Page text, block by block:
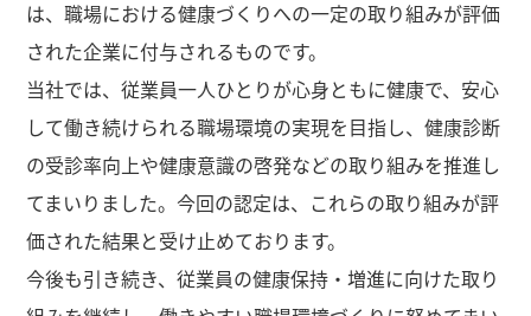
は、職場における健康づくりへの一定の取り組みが評価
された企業に付与されるものです。
当社では、従業員一人ひとりが心身ともに健康で、安心
して働き続けられる職場環境の実現を目指し、健康診断
の受診率向上や健康意識の啓発などの取り組みを推進し
てまいりました。今回の認定は、これらの取り組みが評
価された結果と受け止めております。
今後も引き続き、従業員の健康保持・増進に向けた取り